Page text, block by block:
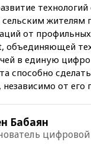
сельским жителям
от
объединяющей
в единую
способно
независимо от его
Бабаян